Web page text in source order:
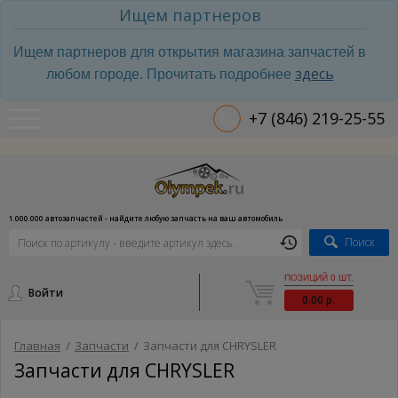
Ищем партнеров
Ищем партнеров для открытия магазина запчастей в
любом городе. Прочитать подробнее здесь
+7 (846) 219-25-55
1.000.000 автозапчастей - найдите любую запчасть на ваш автомобиль
Поиск
Войти
ПОЗИЦИЙ 0 ШТ.
0.00 р.
Главная / Запчасти / Запчасти для CHRYSLER
Запчасти для CHRYSLER